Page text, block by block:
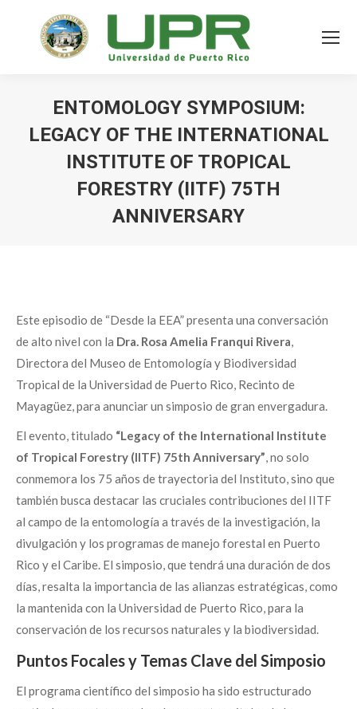
ENTOMOLOGY SYMPOSIUM:
LEGACY OF THE INTERNATIONAL
INSTITUTE OF TROPICAL
FORESTRY (IITF) 75TH
ANNIVERSARY
Este episodio de “Desde la EEA” presenta una conversación
de alto nivel con la Dra. Rosa Amelia Franqui Rivera,
Directora del Museo de Entomología y Biodiversidad
Tropical de la Universidad de Puerto Rico, Recinto de
Mayagüez, para anunciar un simposio de gran envergadura.
El evento, titulado “Legacy of the International Institute
of Tropical Forestry (IITF) 75th Anniversary”, no solo
conmemora los 75 años de trayectoria del Instituto, sino que
también busca destacar las cruciales contribuciones del IITF
al campo de la entomología a través de la investigación, la
divulgación y los programas de manejo forestal en Puerto
Rico y el Caribe. El simposio, que tendrá una duración de dos
días, resalta la importancia de las alianzas estratégicas, como
la mantenida con la Universidad de Puerto Rico, para la
conservación de los recursos naturales y la biodiversidad.
Puntos Focales y Temas Clave del Simposio
El programa científico del simposio ha sido estructurado